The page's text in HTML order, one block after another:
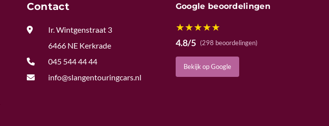
Contact

Ir. Wintgenstraat 3
6466 NE Kerkrade

045 544 44 44

info@slangentouringcars.nl
Google beoordelingen
★★★★★
4.8/5 (298 beoordelingen)
Bekijk op Google